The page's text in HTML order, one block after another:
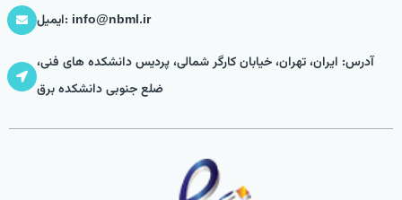
ایمیل: info@nbml.ir
آدرس: ایران، تهران، خیابان کارگر شمالی، پردیس دانشکده های فنی،
ضلع جنوبی دانشکده برق